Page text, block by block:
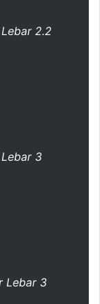
2.2
3
Lebar 3